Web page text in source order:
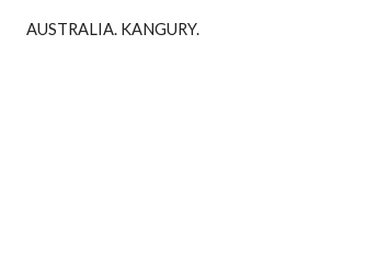
AUSTRALIA. KANGURY.